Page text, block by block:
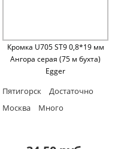
Кромка U705 ST9 0,8*19 мм
Ангора серая (75 м бухта)
Egger
Пятигорск
Достаточно
Москва
Много